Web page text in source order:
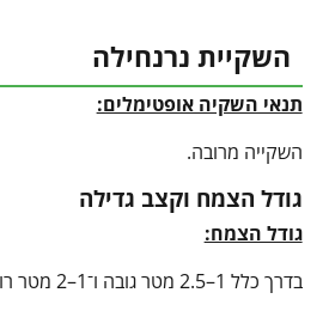
השקיית נרנחילה
תנאי השקיה אופטימלים:
השקייה מרובה.
גודל הצמח וקצב גדילה
גודל הצמח:
בדרך כלל 1–2.5 מטר גובה ו־1–2 מטר רוחב.